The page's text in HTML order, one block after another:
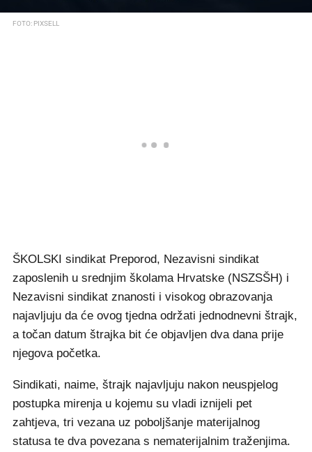
FOTO: PIXSELL
ŠKOLSKI sindikat Preporod, Nezavisni sindikat
zaposlenih u srednjim školama Hrvatske (NSZSŠH) i
Nezavisni sindikat znanosti i visokog obrazovanja
najavljuju da će ovog tjedna održati jednodnevni štrajk,
a točan datum štrajka bit će objavljen dva dana prije
njegova početka.
Sindikati, naime, štrajk najavljuju nakon neuspjelog
postupka mirenja u kojemu su vladi iznijeli pet
zahtjeva, tri vezana uz poboljšanje materijalnog
statusa te dva povezana s nematerijalnim traženjima.